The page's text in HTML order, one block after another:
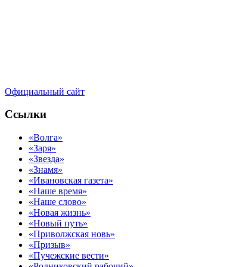
Официальный сайт
Ссылки
«Волга»
«Заря»
«Звезда»
«Знамя»
«Ивановская газета»
«Наше время»
«Наше слово»
«Новая жизнь»
«Новый путь»
«Приволжская новь»
«Призыв»
«Пучежские вести»